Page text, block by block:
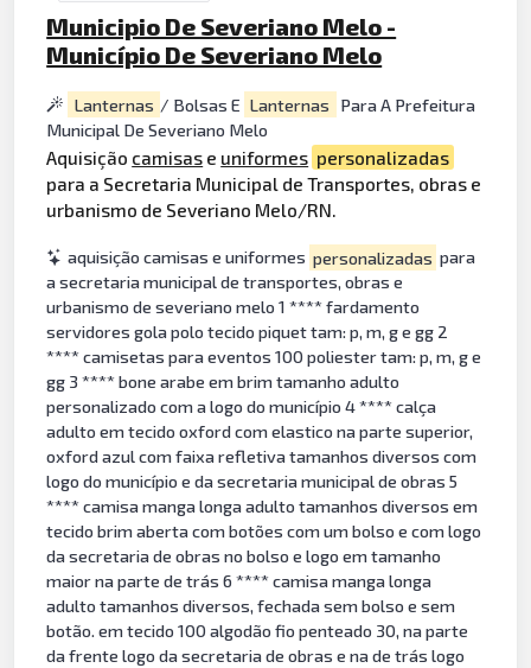
Municipio De Severiano Melo -
Município De Severiano Melo
Lanternas / Bolsas E Lanternas
Para A Prefeitura
Municipal De Severiano Melo
Aquisição camisas e uniformes personalizadas
para a Secretaria Municipal de Transportes, obras e
urbanismo de Severiano Melo/RN.
aquisição camisas e uniformes personalizadas para
a secretaria municipal de transportes, obras e
urbanismo de severiano melo 1 **** fardamento
servidores gola polo tecido piquet tam: p, m, g e gg 2
**** camisetas para eventos 100 poliester tam: p, m, g e
gg 3 **** bone arabe em brim tamanho adulto
personalizado com a logo do município 4 **** calça
adulto em tecido oxford com elastico na parte superior,
oxford azul com faixa refletiva tamanhos diversos com
logo do município e da secretaria municipal de obras 5
**** camisa manga longa adulto tamanhos diversos em
tecido brim aberta com botões com um bolso e com logo
da secretaria de obras no bolso e logo em tamanho
maior na parte de trás 6 **** camisa manga longa
adulto tamanhos diversos, fechada sem bolso e sem
botão. em tecido 100 algodão fio penteado 30, na parte
da frente logo da secretaria de obras e na de trás logo